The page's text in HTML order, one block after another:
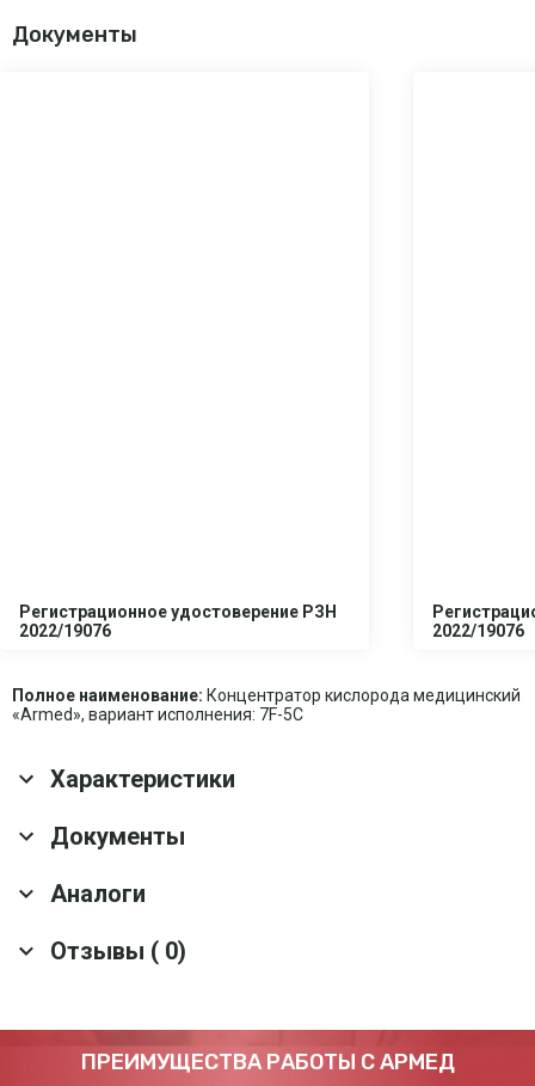
Документы
Регистрационное удостоверение РЗН
2022/19076
2022/19076
Полное наименование: Концентратор кислорода медицинский
«Armed», вариант исполнения: 7F-5C
Характеристики
Основные характеристики
Срок службы
Ручка для
1-99 мин
Документы
Скачать все документы
Аналоги
Концентратор кислорода Армед 8F-5AW
Артикул: 10122
52 900 ₽
Отзывы ( 0)
Оставить отзыв
ПРЕИМУЩЕСТВА РАБОТЫ С АРМЕД